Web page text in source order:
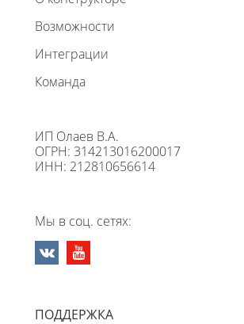
Возможности
Интеграции
Команда
ИП Олаев В.А.
ОГРН: 314213016200017
ИНН: 212810656614
Мы в соц. сетях:
ПОДДЕРЖКА